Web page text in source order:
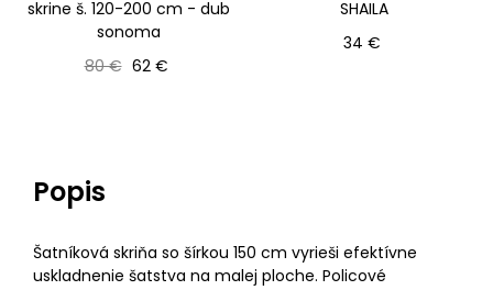
skrine š. 120-200 cm - dub
sonoma
Bežná cena
80 € Cena
62 €
SHAILA
Cena
34 €
Popis
Šatníková skriňa so šírkou 150 cm vyrieši efektívne
uskladnenie šatstva na malej ploche. Policové